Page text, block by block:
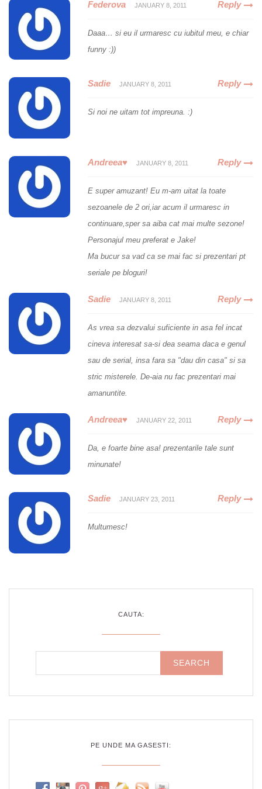
Federova JANUARY 8, 2011 Reply
Daaa… si eu il urmaresc cu iubitul meu, e chiar
funny :))
Sadie JANUARY 8, 2011 Reply
Si noi ne uitam tot impreuna. :)
Andreea♥ JANUARY 8, 2011 Reply
E super amuzant! Eu m-am uitat la toate
sezoanele de 2 ori,iar acum il urmaresc in
continuare,sper sa aiba cat mai multe sezone!
Personajul meu preferat e Jake!
Ma bucur sa vad ca se mai fac si prezentari pt
seriale pe bloguri!
Sadie JANUARY 8, 2011 Reply
As vrea sa dezvalui suficiente in asa fel incat
cineva interesat sa-si dea seama daca e genul
sau de serial, insa fara sa "dau din casa" si sa
stric misterele. De-aia nu fac prezentari mai
amanuntite.
Andreea♥ JANUARY 22, 2011 Reply
Da, e foarte bine asa! prezentarile tale sunt
minunate!
Sadie JANUARY 23, 2011 Reply
Multumesc!
CAUTA:
PE UNDE MA GASESTI: